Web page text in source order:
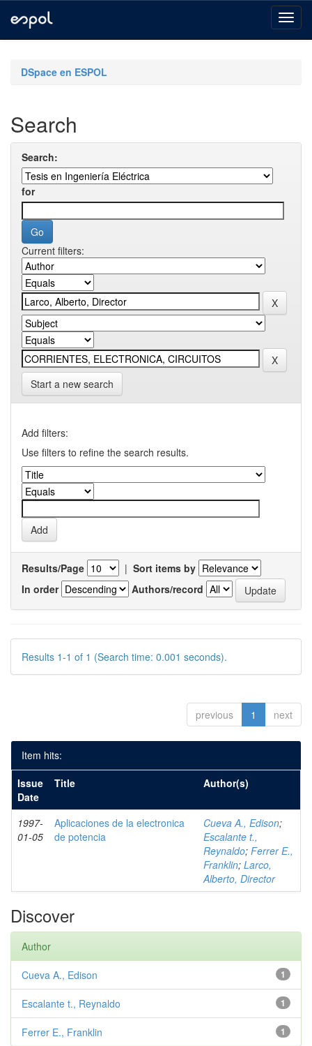
navigationDSpace en ESPOL
Search
Search:
for
Current filters:
Start a new search
Add filters:
Use filters to refine the search results.
Results/Page | Sort items by
In order
Authors/record
Results 1-1 of 1 (Search time: 0.001 seconds).
previous 1 next
Item hits:
Issue
Date
Title Author(s)
1997-
01-05
Aplicaciones de la electronica
de potencia
Cueva A., Edison;
Escalante t.,
Reynaldo; Ferrer E.,
Franklin; Larco,
Alberto, Director
Discover
Author
1
Cueva A., Edison
1
Escalante t., Reynaldo
1
Ferrer E., Franklin